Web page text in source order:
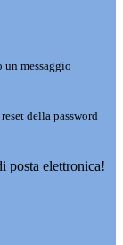
un messaggio
della password
posta elettronica!